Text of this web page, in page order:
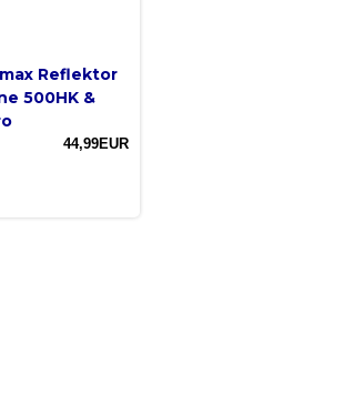
Reflektor
500HK &
44,99EUR